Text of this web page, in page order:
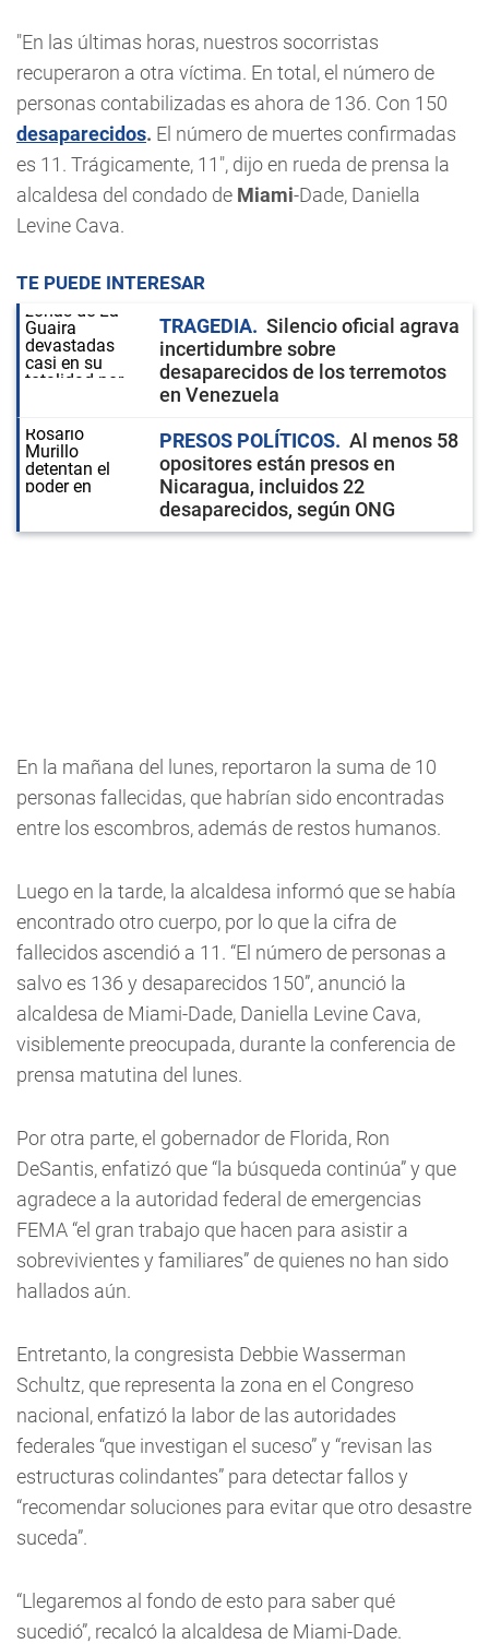
"En las últimas horas, nuestros socorristas
recuperaron a otra víctima. En total, el número de
personas contabilizadas es ahora de 136. Con 150
desaparecidos. El número de muertes confirmadas
es 11. Trágicamente, 11", dijo en rueda de prensa la
alcaldesa del condado de Miami-Dade, Daniella
Levine Cava.
TE PUEDE INTERESAR
TRAGEDIA
Silencio oficial agrava
incertidumbre sobre
desaparecidos de los terremotos
en Venezuela
PRESOS POLÍTICOS
Al menos 58
opositores están presos en
Nicaragua, incluidos 22
desaparecidos, según ONG
En la mañana del lunes, reportaron la suma de 10
personas fallecidas, que habrían sido encontradas
entre los escombros, además de restos humanos.
Luego en la tarde, la alcaldesa informó que se había
encontrado otro cuerpo, por lo que la cifra de
fallecidos ascendió a 11. “El número de personas a
salvo es 136 y desaparecidos 150”, anunció la
alcaldesa de Miami-Dade, Daniella Levine Cava,
visiblemente preocupada, durante la conferencia de
prensa matutina del lunes.
Por otra parte, el gobernador de Florida, Ron
DeSantis, enfatizó que “la búsqueda continúa” y que
agradece a la autoridad federal de emergencias
FEMA “el gran trabajo que hacen para asistir a
sobrevivientes y familiares” de quienes no han sido
hallados aún.
Entretanto, la congresista Debbie Wasserman
Schultz, que representa la zona en el Congreso
nacional, enfatizó la labor de las autoridades
federales “que investigan el suceso” y “revisan las
estructuras colindantes” para detectar fallos y
“recomendar soluciones para evitar que otro desastre
suceda”.
“Llegaremos al fondo de esto para saber qué
sucedió”, recalcó la alcaldesa de Miami-Dade.